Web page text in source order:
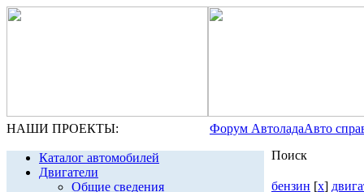
НАШИ ПРОЕКТЫ: Форум АвтоладаАвто
Каталог автомобилей
Двигатели
Общие сведения
Поиск
бензин [x]